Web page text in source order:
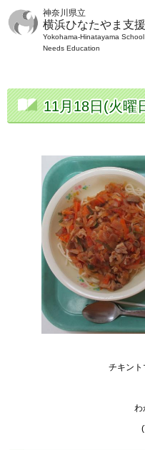
神奈川県立
横浜ひなたやま支
Yokohama-Hinatayama
Needs Education
11月18日(火曜
チキント
わ